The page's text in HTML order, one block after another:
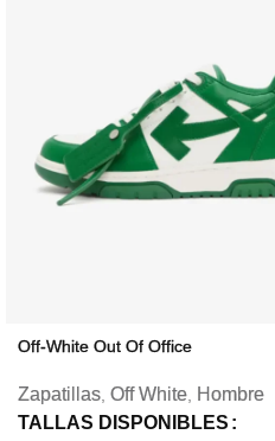
Off-White Out Of Office
Zapatillas Off White
Hombre
TALLAS DISPONIBLES